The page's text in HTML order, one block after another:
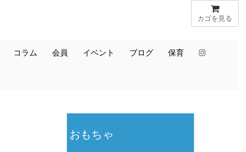
カゴを見る
コラム 会員 イベント ブログ 保育
おもちゃ